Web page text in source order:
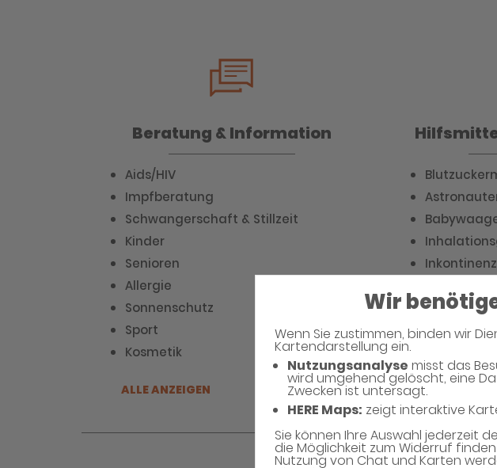
Wir
Wenn Sie zustimmen, binden wir
Kartendarstellung ein.
Nutzungsanalyse misst das
wird umgehend gelöscht, eine
Zwecken ist untersagt.
HERE Maps: zeigt interaktive
Sie können Ihre Auswahl jederzeit
die Möglichkeit zum Widerruf
Nutzung von Chat und Karten
Beratung & Information
Aids/HIV
Impfberatung
Schwangerschaft & Stillzeit
Kinder
Senioren
Allergie
Sonnenschutz
Sport
Kosmetik
ALLE ANZEIGEN
BMI-Geräte
ALLE